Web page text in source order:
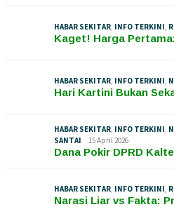
HABAR SEKITAR INFO TERKINI
Kaget! Harga
HABAR SEKITAR INFO TERKINI
Hari Kartini Bukan
HABAR SEKITAR INFO TERKINI
SANTAI
15 April 2026
Dana Pokir DPRD
HABAR SEKITAR INFO TERKINI
Narasi Liar vs Fakta: